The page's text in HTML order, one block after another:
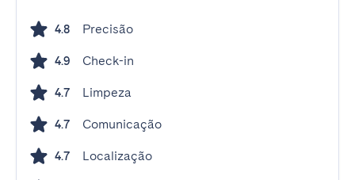
4.8 Precisão
4.9 Check-in
4.7 Limpeza
4.7 Comunicação
4.7 Localização